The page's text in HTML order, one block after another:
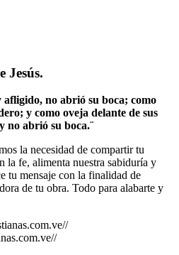
Jesús.
afligido, no abrió su boca; como
y como oveja delante de sus
no abrió su boca.¨
la necesidad de compartir tu
la fe, alimenta nuestra sabiduría y
tu mensaje con la finalidad de
de tu obra. Todo para alabarte y